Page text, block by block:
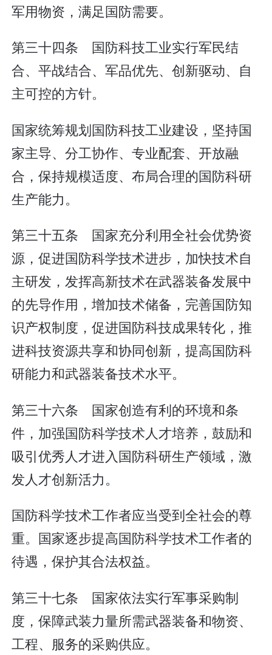
军用物资，满足国防需要。
第三十四条 国防科技工业实行军民结
合、平战结合、军品优先、创新驱动、自
主可控的方针。
国家统筹规划国防科技工业建设，坚持国
家主导、分工协作、专业配套、开放融
合，保持规模适度、布局合理的国防科研
生产能力。
第三十五条 国家充分利用全社会优势资
源，促进国防科学技术进步，加快技术自
主研发，发挥高新技术在武器装备发展中
的先导作用，增加技术储备，完善国防知
识产权制度，促进国防科技成果转化，推
进科技资源共享和协同创新，提高国防科
研能力和武器装备技术水平。
第三十六条 国家创造有利的环境和条
件，加强国防科学技术人才培养，鼓励和
吸引优秀人才进入国防科研生产领域，激
发人才创新活力。
国防科学技术工作者应当受到全社会的尊
重。国家逐步提高国防科学技术工作者的
待遇，保护其合法权益。
第三十七条 国家依法实行军事采购制
度，保障武装力量所需武器装备和物资、
工程、服务的采购供应。